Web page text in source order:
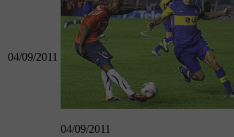
04/09/2011
04/09/2011